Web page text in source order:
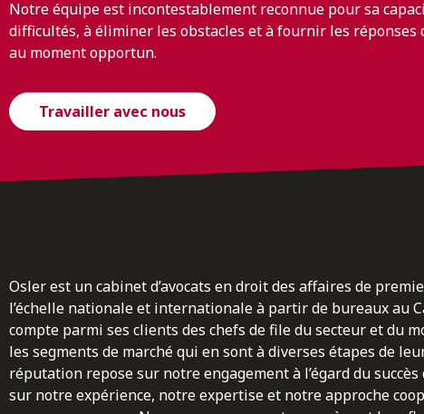
Notre équipe est incontestablement reconnue pour sa
difficultés, à éliminer les obstacles et à fournir les réponses
au moment opportun.
Travailler avec nous
Osler est un cabinet d’avocats en droit des affaires de
l’échelle nationale et internationale à partir de bureaux au
compte parmi ses clients des chefs de file du secteur et du
les segments de marché qui en sont à diverses étapes de
réputation repose sur notre engagement à l’égard du
sur notre expérience, notre expertise et notre approche